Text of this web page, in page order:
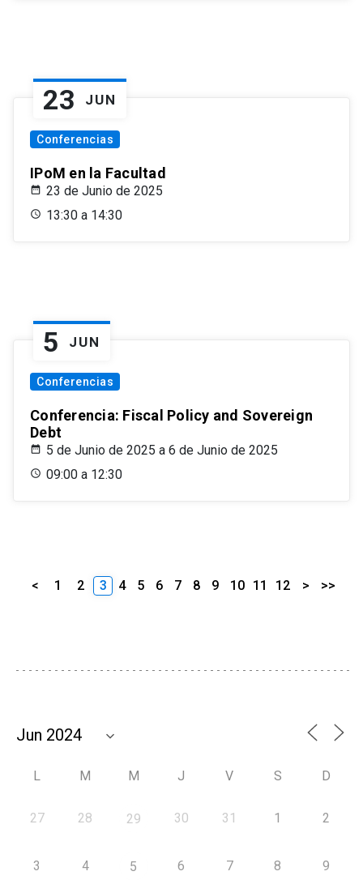
23 JUN
Conferencias
IPoM en la Facultad
23 de Junio de 2025
13:30 a 14:30
5 JUN
Conferencias
Conferencia: Fiscal Policy and Sovereign
Debt
5 de Junio de 2025 a 6 de Junio de 2025
09:00 a 12:30
< 1 2 3 4 5 6 7 8 9 10 11 12 > >>
L M M J V S D
27 28 29 30 31 1 2
3 4 5 6 7 8 9